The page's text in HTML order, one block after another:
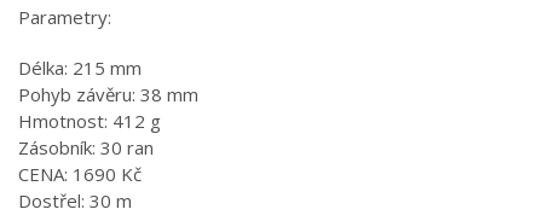
Parametry:
Délka: 215 mm
Pohyb závěru: 38 mm
Hmotnost: 412 g
Zásobník: 30 ran
CENA: 1690 Kč
Dostřel: 30 m